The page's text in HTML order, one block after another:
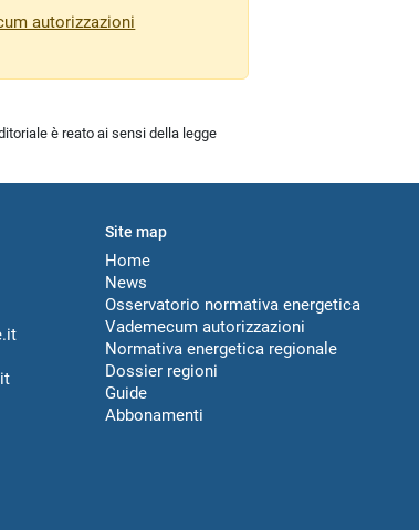
autorizzazioni
è reato ai sensi della legge
Site map
Home
News
Osservatorio normativa energetica
Vademecum autorizzazioni
Normativa energetica regionale
Dossier regioni
Guide
Abbonamenti